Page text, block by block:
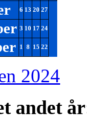
6 13 20 27
3 10 17 24
1 8 15 22
2024
andet